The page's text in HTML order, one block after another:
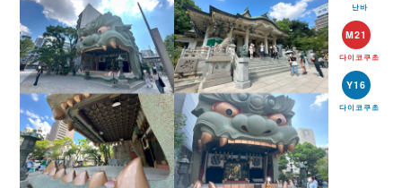
난바
M21
다이코쿠초
Y16
다이코쿠초